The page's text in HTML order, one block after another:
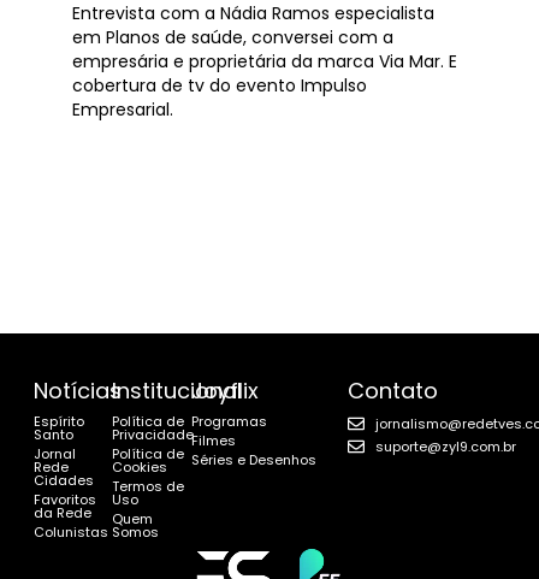
Entrevista com a Nádia Ramos especialista
em Planos de saúde, conversei com a
empresária e proprietária da marca Via Mar. E
cobertura de tv do evento Impulso
Empresarial.
Notícias
Espírito
Santo
Jornal
Rede
Cidades
Favoritos
da Rede
Colunistas
Institucional
Política de
Privacidade
Política de
Cookies
Termos de
Uso
Quem
Somos
Joyflix
Programas
Filmes
Séries e Desenhos
Contato
suporte@zyl9.com.br